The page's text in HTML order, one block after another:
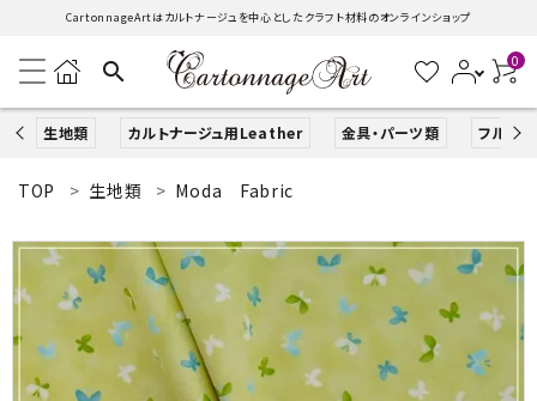
CartonnageArtはカルトナージュを中心としたクラフト材料のオンラインショップ
search 0
生地類 カルトナージュ用Leather 金具・パーツ類 フルキッ
ACCOUNT MENU
ようこそ ゲスト 様
ログイン 新規会員登録
TOP 生地類 Moda Fabric